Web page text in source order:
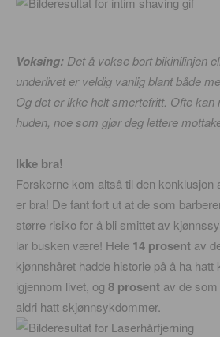
Voksing: Det å vokse bort bikinilinjen
underlivet er veldig vanlig blant både
Og det er ikke helt smertefritt. Ofte
huden, noe som gjør deg lettere
Ikke bra!
Forskerne kom altså til den konklusjon
er bra! De fant fort ut at de som
større risiko for å bli smittet av
lar busken være! Hele 14 prosent av
kjønnshåret hadde historie på å ha
igjennom livet, og 8 prosent av de
aldri hatt skjønnsykdommer.